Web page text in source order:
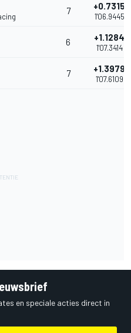
7 +0.7315
1'06.9445
6 +1.1284
1'07.3414
7 +1.3979
1'07.6109
en speciale acties direct in